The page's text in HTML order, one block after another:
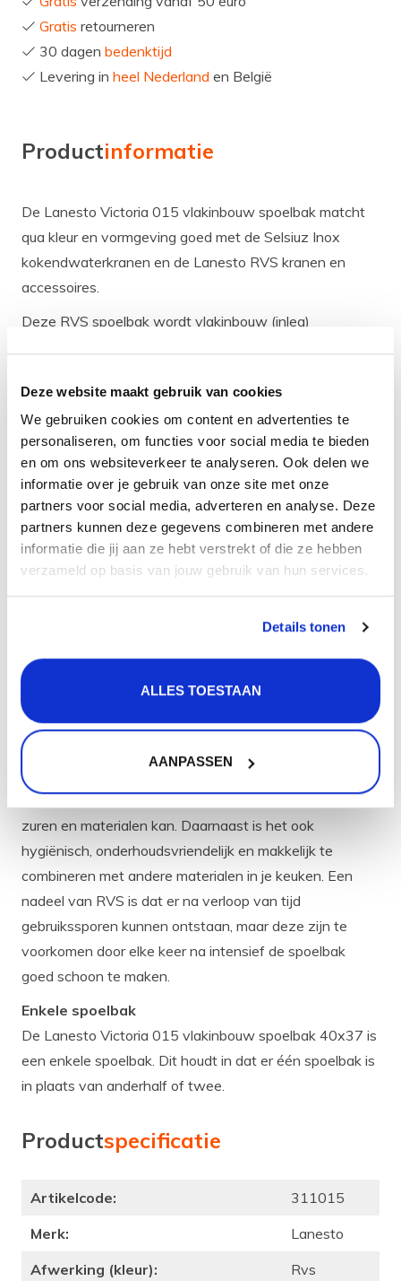
Deze website maakt gebruik van cookies
We gebruiken cookies om content en advertenties te
personaliseren, om functies voor social media te bieden
en om ons websiteverkeer te analyseren. Ook delen we
informatie over je gebruik van onze site met onze
partners voor social media, adverteren en analyse. Deze
partners kunnen deze gegevens combineren met andere
informatie die jij aan ze hebt verstrekt of die ze hebben
verzameld op basis van jouw gebruik van hun services.
Details tonen
ALLES TOESTAAN
AANPASSEN
Gratis retourneren
30 dagen bedenktijd
Levering in heel Nederland en België
Productinformatie
De Lanesto Victoria 015 vlakinbouw spoelbak matcht
qua kleur en vormgeving goed met de Selsiuz Inox
kokendwaterkranen en de Lanesto RVS kranen en
accessoires.
Deze RVS spoelbak wordt vlakinbouw (inleg)
hoogte): 44,0 x 41,0 x 17,0 cm
Afmeting spoelbak (inwendig) (breedte x lengte x
hoogte): 40,0 x 37,0 x 17,0 cm
Kleur: RVS
Minimale standaard kastbreedte: 50 cm
De Lanesto Victoria 015 vlakinbouw spoelbak 40x37
wordt geleverd compleet met basic korfplug en
Daarnaast zijn er bijpassende accessoires zoals
zeepdispensers verkrijgbaar.
Kleur en materiaal
De spoelbak is in de kleur RVS en is ook gemaakt van
het materiaal RVS. RVS is een sterk materiaal wat ook
nog hittebestendig is en tegen verschillende bijtende
zuren en materialen kan. Daarnaast is het ook
hygiënisch, onderhoudsvriendelijk en makkelijk te
combineren met andere materialen in je keuken. Een
nadeel van RVS is dat er na verloop van tijd
gebruikssporen kunnen ontstaan, maar deze zijn te
voorkomen door elke keer na intensief de spoelbak
goed schoon te maken.
Enkele spoelbak
De Lanesto Victoria 015 vlakinbouw spoelbak 40x37 is
een enkele spoelbak. Dit houdt in dat er één spoelbak is
in plaats van anderhalf of twee.
Productspecificatie
Artikelcode:
311015
Merk:
Lanesto
Afwerking (kleur):
Rvs